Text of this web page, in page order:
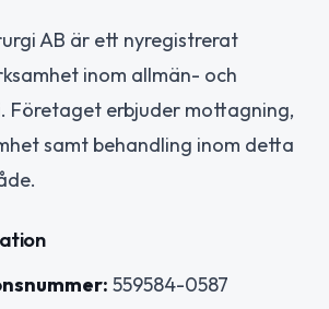
AB är ett nyregistrerat
inom allmän- och
Företaget erbjuder mottagning,
samt behandling inom detta
559584-0587